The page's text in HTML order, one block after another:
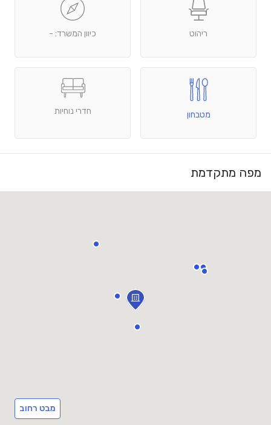
ריהוט כיוון המשרד: -
מטבחון חדרי נוחיות
מפה מתקדמת
מבט רחוב